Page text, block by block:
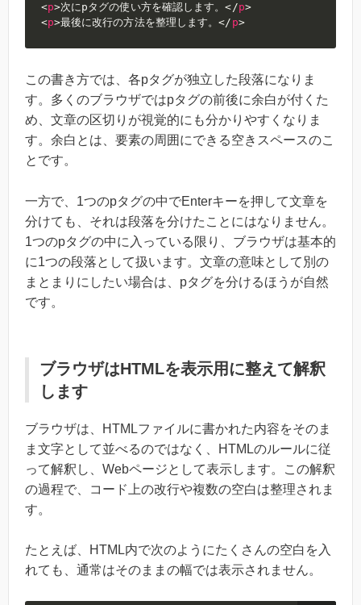
<p>次にpタグの使い方を確認します。</p>
<p>最後に改行の方法を整理します。</ p>
この書き方では、各pタグが独立した段落になりま
す。多くのブラウザではpタグの前後に余白が付くた
め、文章の区切りが視覚的にも分かりやすくなりま
す。余白とは、要素の周囲にできる空きスペースのこ
とです。
一方で、1つのpタグの中でEnterキーを押して文章を
分けても、それは段落を分けたことにはなりません。
1つのpタグの中に入っている限り、ブラウザは基本的
に1つの段落として扱います。文章の意味として別の
まとまりにしたい場合は、pタグを分けるほうが自然
です。
ブラウザはHTMLを表示用に整えて解釈
します
ブラウザは、HTMLファイルに書かれた内容をそのま
ま文字として並べるのではなく、HTMLのルールに従
って解釈し、Webページとして表示します。この解釈
の過程で、コード上の改行や複数の空白は整理されま
す。
たとえば、HTML内で次のようにたくさんの空白を入
れても、通常はそのままの幅では表示されません。